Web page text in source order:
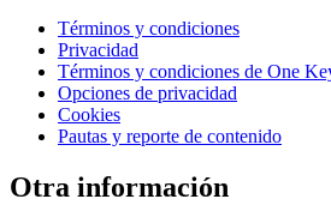
Términos y condiciones
Privacidad
Términos y condiciones de One
Opciones de privacidad
Cookies
Pautas y reporte de contenido
Otra información